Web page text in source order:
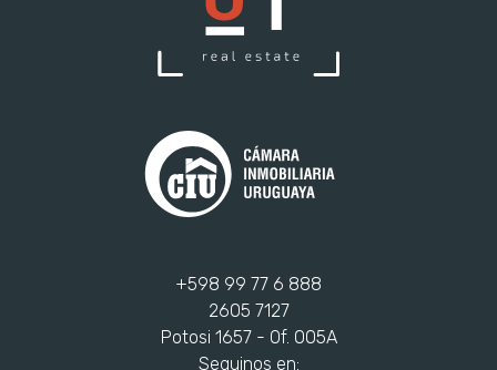
+598 99 77 6 888
2605 7127
Potosi 1657 - Of. 005A
Seguinos en: